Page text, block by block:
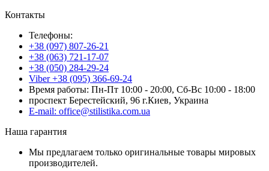
Контакты
Телефоны:
+38 (097) 807-26-21
+38 (063) 721-17-07
+38 (050) 284-29-24
Viber +38 (095) 366-69-24
Время работы: Пн-Пт 10:00 - 20:00, Сб-Вс 10:00 - 18:00
проспект Берестейский, 96 г.Киев, Украина
E-mail: office@stilistika.com.ua
Наша гарантия
Мы предлагаем только оригинальные товары мировых
производителей.